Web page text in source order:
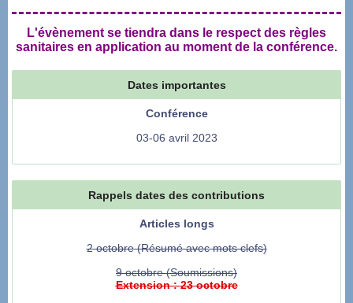
L'évènement se tiendra dans le respect des règles
sanitaires en application au moment de la conférence.
Dates importantes
Conférence
03-06 avril 2023
Rappels dates des contributions
Articles longs
2 octobre (Résumé avec mots clefs)
9 octobre (Soumissions)
Extension : 23 octobre